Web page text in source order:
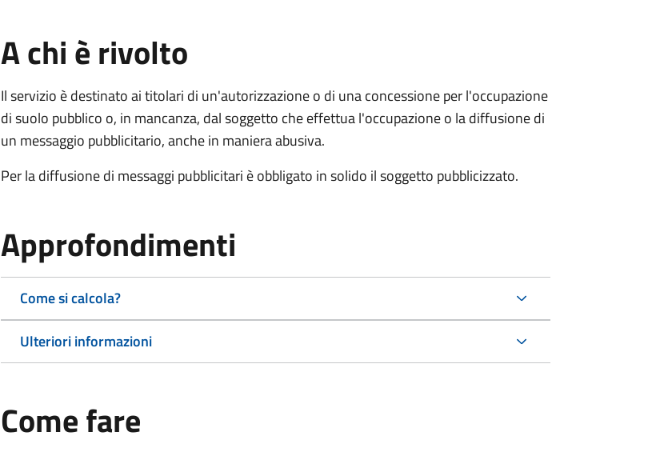
A chi è rivolto
Il servizio è destinato ai titolari di un'autorizzazione o di una concessione per l'occupazione
di suolo pubblico o, in mancanza, dal soggetto che effettua l'occupazione o la diffusione di
un messaggio pubblicitario, anche in maniera abusiva.
Per la diffusione di messaggi pubblicitari è obbligato in solido il soggetto pubblicizzato.
Approfondimenti
Come si calcola?
Ulteriori informazioni
Come fare